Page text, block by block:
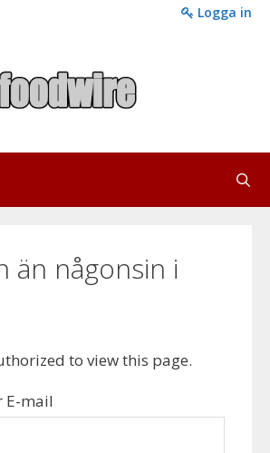
Logga in
än någonsin i
to view this page.
E-mail